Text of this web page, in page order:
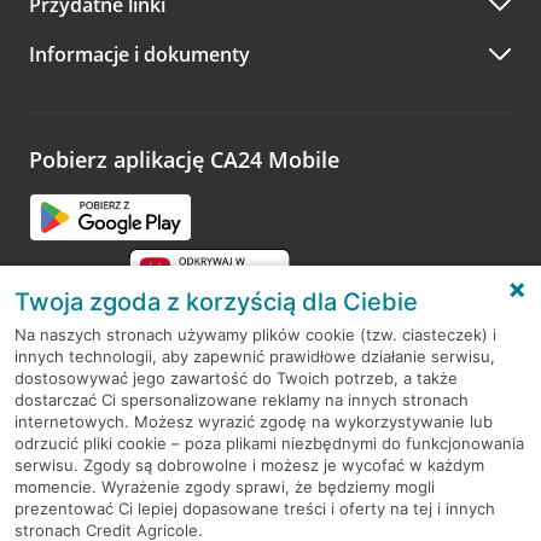
A po wizycie…
Zachęcamy do podzielenia się z nami opinią o wizycie.
opinie.
Informacje i dokumenty
Pobierz aplikację CA24 Mobile
RODO
Regulamin serwisu
Mapa serwisu
PolitykaCookies
Twoja zgoda z korzyścią dla Ciebie
Na naszych stronach używamy plików cookie (tzw. ciasteczek) i
innych technologii, aby zapewnić prawidłowe działanie serwisu,
dostosowywać jego zawartość do Twoich potrzeb, a także
dostarczać Ci spersonalizowane reklamy na innych stronach
internetowych. Możesz wyrazić zgodę na wykorzystywanie lub
odrzucić pliki cookie – poza plikami niezbędnymi do funkcjonowania
serwisu. Zgody są dobrowolne i możesz je wycofać w każdym
momencie. Wyrażenie zgody sprawi, że będziemy mogli
prezentować Ci lepiej dopasowane treści i oferty na tej i innych
stronach Credit Agricole.